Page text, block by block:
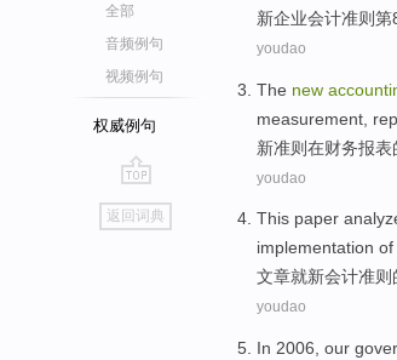
全部
音频例句
视频例句
权威例句
go
top
返回词典
新企业会计准则第
youdao
The new
measurement
新准则在财务报表
youdao
This paper
implementation of
文章就新会计准则
youdao
In 2006, our